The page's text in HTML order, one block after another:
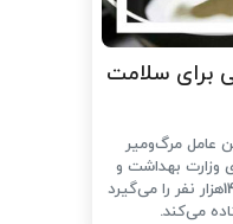
برای سلامت
عامل مرگ‌ومیر
وزارت بهداشت و
ثبت احوال، سالانه دست‌کم جان حدود 140هزار نفر را می‌گیرد
می‌کند.